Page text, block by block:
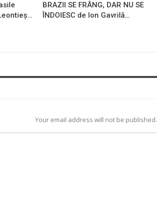
BRAZII SE FRÂNG, DAR NU SE
ÎNDOIESC de Ion Gavrilă…
Your email address will not be published.